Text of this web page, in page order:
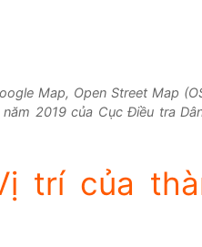
Map, Open Street Map
2019 của Cục Điều tra
trí của